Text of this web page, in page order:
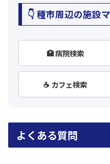
👇 種市周辺の施設
🏥 病院検索
☕ カフェ検索
よくある質問